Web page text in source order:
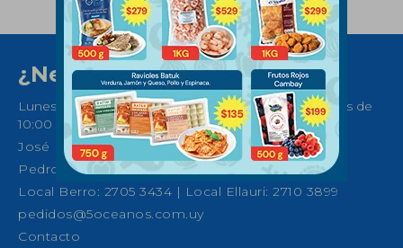
¿Necesitas ayuda?
Lunes a Sábados de 08:30 a 21:00 horas y Domingos de
10:00 a 14:00
José Ellauri 558, Montevideo
Pedro Fco. Berro 1039, Montevideo
Local Berro: 2705 3434 | Local Ellauri: 2710 3899
pedidos@5oceanos.com.uy
Contacto